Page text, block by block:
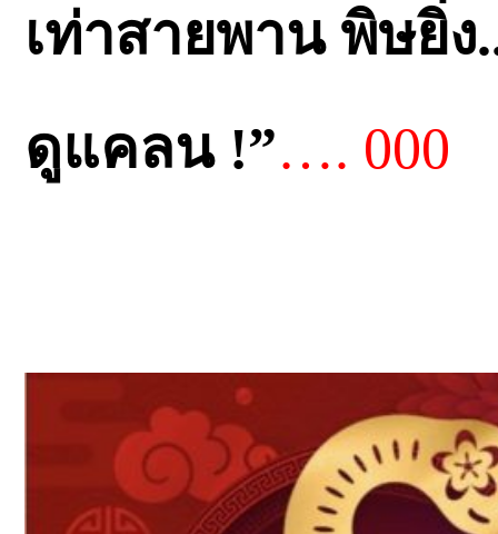
เท่าสายพาน พิษยิ่ง
ดูแคลน !”…. 000